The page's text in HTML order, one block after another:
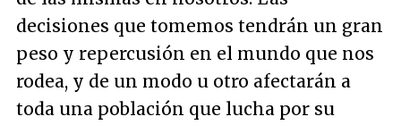
decisiones que tomemos tendrán un gran
peso y repercusión en el mundo que nos
rodea, y de un modo u otro afectarán a
toda una población que lucha por su